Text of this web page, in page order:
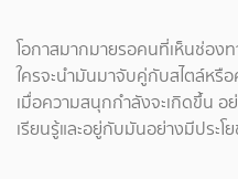
โอกาสมากมายรอคนที่เห็นช่อง
ใครจะนำมันมาจับคู่กับสไตล์หรื
เมื่อความสนุกกำลังจะเกิดขึ้น
เรียนรู้และอยู่กับมันอย่างมีประโ